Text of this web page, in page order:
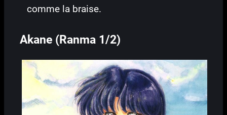
comme la braise.
Akane (Ranma 1/2)